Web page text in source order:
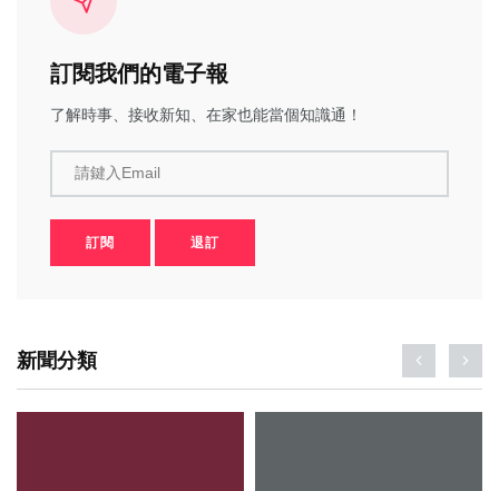
訂閱我們的電子報
了解時事、接收新知、在家也能當個知識通！
請鍵入Email
訂閱 退訂
新聞分類